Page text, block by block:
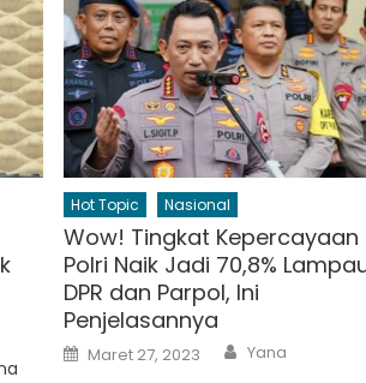
Hot Topic Nasional
Wow! Tingkat Kepercayaan
Polri Naik Jadi 70,8%
DPR dan Parpol, Ini
Penjelasannya
Posted
on
Maret 27, 2023 Author
Yana